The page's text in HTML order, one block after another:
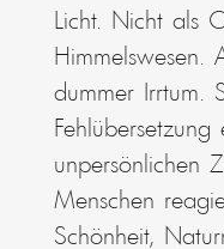
Licht. Nicht als
Himmelswesen.
dummer Irrtum.
unpersönlichen
Menschen
Schönheit,